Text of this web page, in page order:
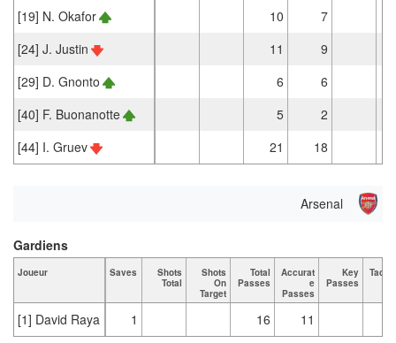
[19] N. Okafor
10
7
[24] J. Justin
11
9
[29] D. Gnonto
6
6
[40] F. Buonanotte
5
2
[44] I. Gruev
21 18
Arsenal
Joueur Saves
Shots
Total
Shots
On
Target
Total
Passes
Accurat
e
Passes
Key
Passes
[1] David Raya 1 16 11
Gardiens